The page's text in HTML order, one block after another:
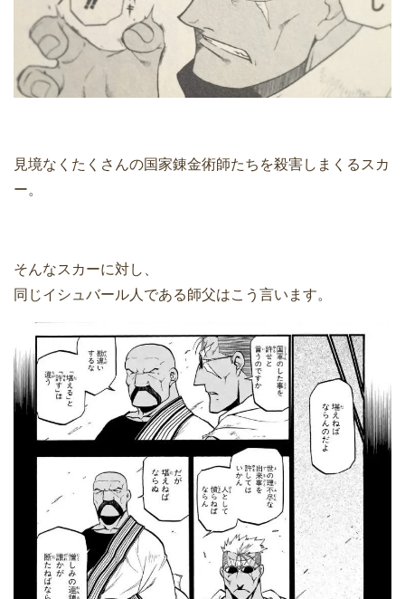
見境なくたくさんの国家錬金術師たちを殺害しまくるスカ
ー。
そんなスカーに対し、
同じイシュバール人である師父はこう言います。